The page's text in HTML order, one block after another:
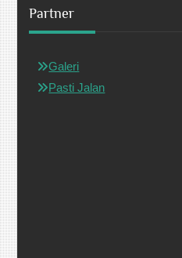
Partner
Galeri
Pasti Jalan